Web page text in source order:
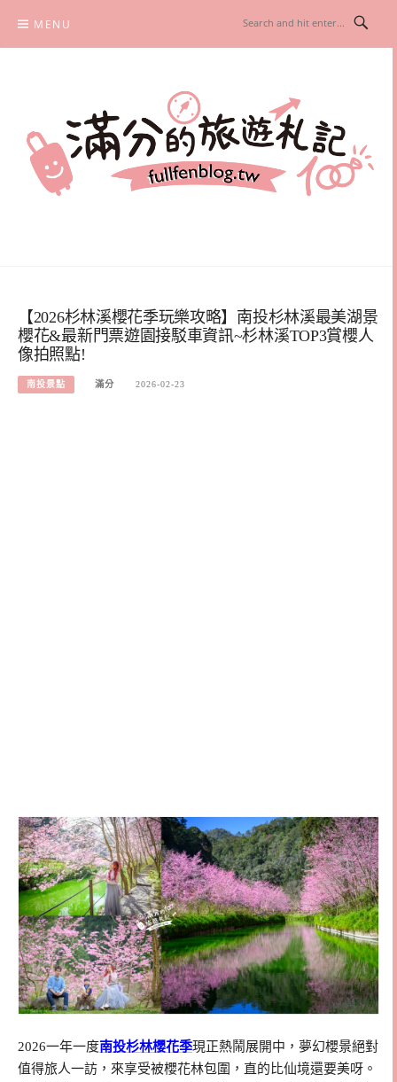
content
MENU
【2026杉林溪櫻花季玩樂攻略】南投杉林溪最美湖景
櫻花&最新門票遊園接駁車資訊~杉林溪TOP3賞櫻人
像拍照點!
南投景點 滿分 2026-02-23
2026一年一度南投杉林櫻花季現正熱鬧展開中，夢幻櫻景絕對
值得旅人一訪，來享受被櫻花林包圍，直的比仙境還要美呀。